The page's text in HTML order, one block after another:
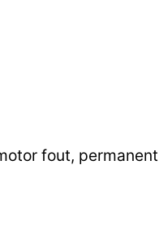
fout, permanent